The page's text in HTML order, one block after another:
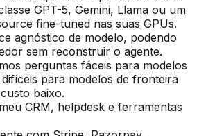
GPT-5, Gemini, Llama ou um
fine-tuned nas suas GPUs.
agnóstico de modelo, podendo
sem reconstruir o agente.
perguntas fáceis para modelos
para modelos de fronteira
baixo.
CRM, helpdesk e ferramentas